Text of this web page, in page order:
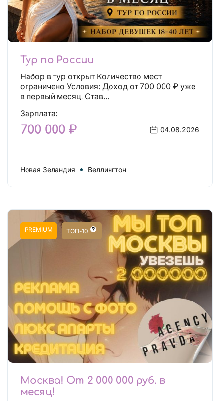
Тур по России
Набор в тур открыт Количество мест
ограничено Условия: Доход от 700 000 ₽ уже
в первый месяц. Став...
Зарплата:
700 000 ₽ 04.08.2026
Новая Зеландия Веллингтон
PREMIUM ТОП-10
Москва! От 2 000 000 руб. в
месяц!